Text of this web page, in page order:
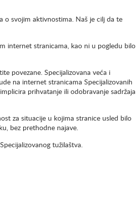
o svojim aktivnostima. Naš je cilj da te
internet stranicama, kao ni u pogledu bilo
povezane. Specijalizovana veća i
na internet stranicama Specijalizovanih
prihvatanje ili odobravanje sadržaja
za situacije u kojima stranice usled bilo
bez prethodne najave.
tužilaštva.